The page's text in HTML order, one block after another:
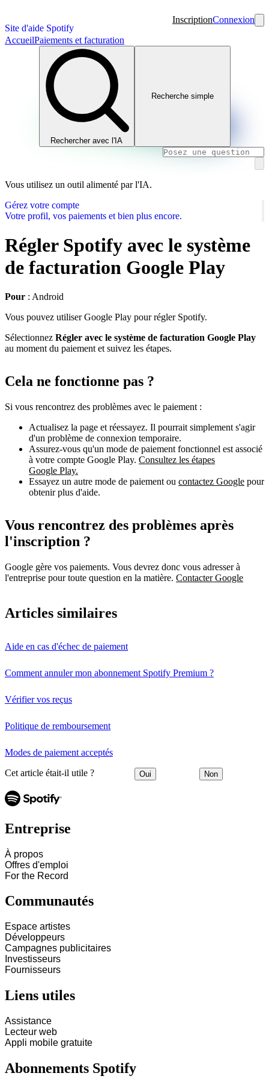
Site d'aide Spotify
InscriptionConnexion
AccueilPaiements et facturation
Rechercher avec l'IA
Recherche simple
Vous utilisez un outil alimenté par l'IA.
Gérez votre compte
Votre profil, vos paiements et bien plus encore.
Régler Spotify avec le système
de facturation Google Play
Pour : Android
Vous pouvez utiliser Google Play pour régler Spotify.
Sélectionnez Régler avec le système de facturation Google Play
au moment du paiement et suivez les étapes.
Cela ne fonctionne pas ?
Si vous rencontrez des problèmes avec le paiement :
Actualisez la page et réessayez. Il pourrait simplement s'agir
d'un problème de connexion temporaire.
Assurez-vous qu'un mode de paiement fonctionnel est associé
à votre compte Google Play. Consultez les étapes
Google Play.
Essayez un autre mode de paiement ou contactez Google pour
obtenir plus d'aide.
Vous rencontrez des problèmes après
l'inscription ?
Google gère vos paiements. Vous devrez donc vous adresser à
l'entreprise pour toute question en la matière. Contacter Google
Articles similaires
Aide en cas d'échec de paiement
Comment annuler mon abonnement Spotify Premium ?
Vérifier vos reçus
Politique de remboursement
Modes de paiement acceptés
Cet article était-il utile ? Oui Non
Entreprise
À propos
Offres d'emploi
For the Record
Communautés
Espace artistes
Développeurs
Campagnes publicitaires
Investisseurs
Fournisseurs
Liens utiles
Assistance
Lecteur web
Appli mobile gratuite
Abonnements Spotify